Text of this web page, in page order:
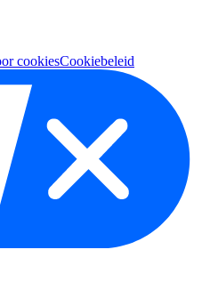
cookiesCookiebeleid